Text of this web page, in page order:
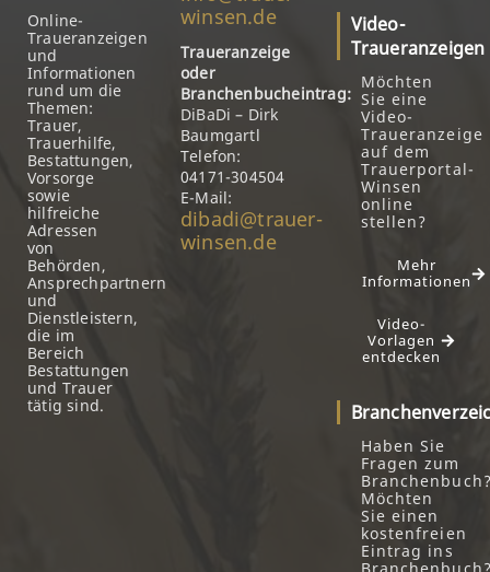
Online-
Traueranzeigen
und
Informationen
rund um die
Themen:
Trauer,
Trauerhilfe,
Bestattungen,
Vorsorge
sowie
hilfreiche
Adressen
von
Behörden,
Ansprechpartnern
und
Dienstleistern,
die im
Bereich
Bestattungen
und Trauer
tätig sind.
winsen.de
Traueranzeige
oder
Branchenbucheintrag:
DiBaDi – Dirk
Baumgartl
Telefon:
04171-304504
E-Mail:
dibadi@trauer-
winsen.de
Video-
Traueranzeigen
Möchten
Sie eine
Video-
Traueranzeige
auf dem
Trauerportal-
Winsen
online
stellen?
Mehr
Informationen
Video-
Vorlagen
entdecken
Haben Sie
Fragen zum
Möchten
Sie einen
kostenfreien
Eintrag ins